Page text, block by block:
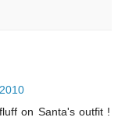
on Santa's outfit !